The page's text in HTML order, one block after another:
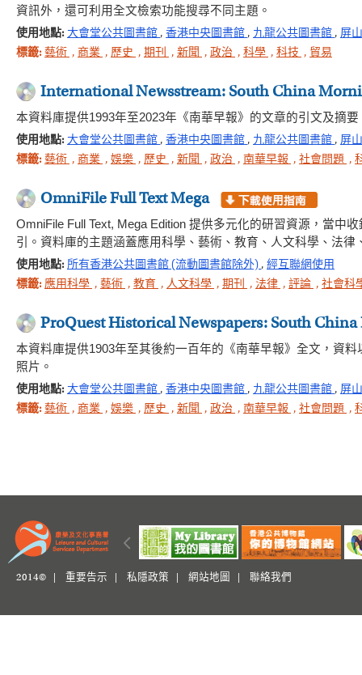
資訊外，還可利用全文檢索功能搜尋不同主題。
使用地點: 大會堂公共圖書館 , 香港中央圖書館 , 九龍公共圖書館 , 屏
標籤: 藝術 , 商業 , 歷史 , 期刊 , 新聞 , 政治 , 科學 , 科技 , 貿易
International Newsstream: South China
本資料庫提供1993年至2023年《南華早報》的文章的引文及摘
使用地點: 大會堂公共圖書館 , 香港中央圖書館 , 九龍公共圖書館 , 屏
標籤: 藝術 , 商業 , 娛樂 , 歷史 , 新聞 , 政治 , 南華早報 , 社會問題 ,
OmniFile Full Text Mega
OmniFile Full Text, Mega Edition 提供多元化的研習資源，當中
引。資料庫的主題涵蓋應用科學、藝術、教育、人文科學、法律
使用地點: 所有香港公共圖書館 (流動圖書館除外) , 經互聯網使用
標籤: 應用科學 , 藝術 , 教育 , 人文科學 , 期刊 , 法律 , 評論 , 社會科
ProQuest Historical Newspapers: South
本資料庫提供1903年至其後約一百年的《南華早報》全文，資
照片。
使用地點: 大會堂公共圖書館 , 香港中央圖書館 , 九龍公共圖書館 , 屏
標籤: 藝術 , 商業 , 娛樂 , 歷史 , 新聞 , 政治 , 南華早報 , 社會問題 ,
2014© | 重要告示 私隱政策 網站地圖 聯絡我們